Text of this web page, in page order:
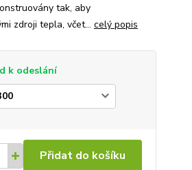
tak, aby
zdroji tepla, včet... celý popis
k odeslání
Přidat do košíku